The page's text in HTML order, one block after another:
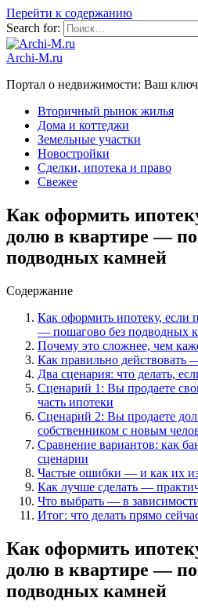
Перейти к содержанию
Search for:
Archi-M.ru
Портал о недвижимости: Ваш ключ
Вторичный рынок жилья
Дома и коттеджи
Земельные участки
Новостройки
Сделки, ипотека и право
Свежее
Как оформить
долю в квартире —
подводных камней
Содержание
Как оформить ипотеку, если
— пошагово без подводных
Почему это сложнее, чем
Как правильно действовать
Два сценария: что делать,
Сценарий 1: Вы продаете
часть ипотеки
Сценарий 2: Вы продаете
собственником с новым
Сравнение вариантов: как
сценарии
Частые ошибки — и как их
Как лучше сделать —
Что выбрать — в
Итог: что делать прямо
Как оформить
долю в квартире —
подводных камней